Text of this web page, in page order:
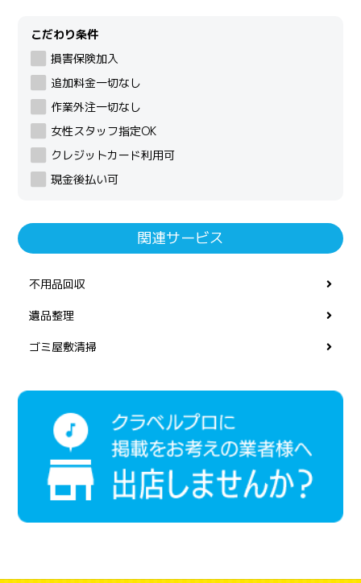
こだわり条件
損害保険加入
追加料金一切なし
作業外注一切なし
女性スタッフ指定OK
クレジットカード利用可
現金後払い可
関連サービス
不用品回収
遺品整理
ゴミ屋敷清掃